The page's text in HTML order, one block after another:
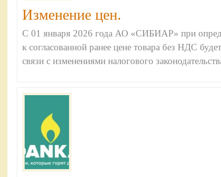
Изменение цен.
С 01 января 2026 года АО «СИБИАР» при
к согласованной ранее цене товара без НДС
связи с изменениями налогового